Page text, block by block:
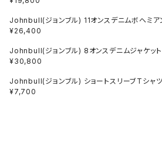
Johnbull(ジョンブル) 11オンスデニムボヘミア
¥26,400
Johnbull(ジョンブル) 8オンスデニムジャケット
¥30,800
Johnbull(ジョンブル) ショートスリーブTシャ
¥7,700